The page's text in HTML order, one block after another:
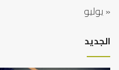
« يوليو
الجديد